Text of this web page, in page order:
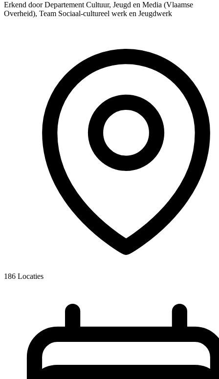
Erkend door Departement Cultuur, Jeugd en Media (Vlaamse
Overheid), Team Sociaal-cultureel werk en Jeugdwerk
186 Locaties